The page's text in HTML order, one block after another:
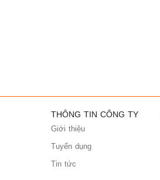
THÔNG TIN CÔNG TY
Giới thiệu
Tuyển dụng
Tin tức